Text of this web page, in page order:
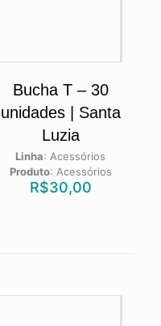
Bucha T – 30
unidades | Santa
Luzia
Linha:Acessórios
Produto: Acessórios
R$30,00